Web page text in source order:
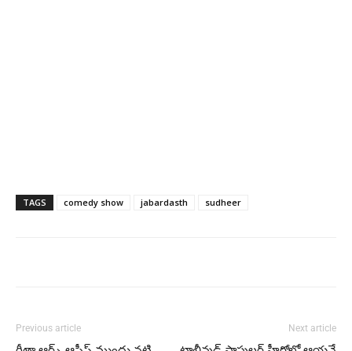
TAGS comedy show jabardasth sudheer
Previous article Next article